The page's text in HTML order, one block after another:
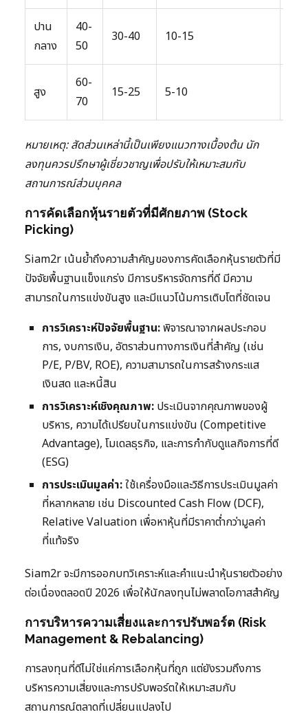
ปาน
กลาง
40-
50
30-40 10-15
สูง
60-
70
15-25 5-10
หมายเหตุ: สัดส่วนเหล่านี้เป็นเพียงแนวทางเบื้องต้น นัก
ลงทุนควรปรึกษาผู้เชี่ยวชาญเพื่อปรับให้เหมาะสมกับ
สถานการณ์ส่วนบุคคล
การคัดเลือกหุ้นรายตัวที่มีศักยภาพ (Stock
Picking)
Siam2r เน้นย้ำถึงความสำคัญของการคัดเลือกหุ้นรายตัวที่มี
ปัจจัยพื้นฐานแข็งแกร่ง มีการบริหารจัดการที่ดี มีความ
สามารถในการแข่งขันสูง และมีแนวโน้มการเติบโตที่ชัดเจน
การวิเคราะห์ปัจจัยพื้นฐาน:พิจารณาจากผลประกอบ
การ, งบการเงิน, อัตราส่วนทางการเงินที่สำคัญ (เช่น
P/E, P/BV, ROE), ความสามารถในการสร้างกระแส
เงินสด และหนี้สิน
การวิเคราะห์เชิงคุณภาพ: ประเมินจากคุณภาพของผู้
บริหาร, ความได้เปรียบในการแข่งขัน (Competitive
Advantage), โมเดลธุรกิจ, และการกำกับดูแลกิจการที่ดี
(ESG)
การประเมินมูลค่า:ใช้เครื่องมือและวิธีการประเมินมูลค่า
ที่หลากหลาย เช่น Discounted Cash Flow (DCF),
Relative Valuation เพื่อหาหุ้นที่มีราคาต่ำกว่ามูลค่า
ที่แท้จริง
Siam2r จะมีการออกบทวิเคราะห์และคำแนะนำหุ้นรายตัวอย่าง
ต่อเนื่องตลอดปี 2026 เพื่อให้นักลงทุนไม่พลาดโอกาสสำคัญ
การบริหารความเสี่ยงและการปรับพอร์ต (Risk
Management & Rebalancing)
การลงทุนที่ดีไม่ใช่แค่การเลือกหุ้นที่ถูก แต่ยังรวมถึงการ
บริหารความเสี่ยงและการปรับพอร์ตให้เหมาะสมกับ
สถานการณ์ตลาดที่เปลี่ยนแปลงไป